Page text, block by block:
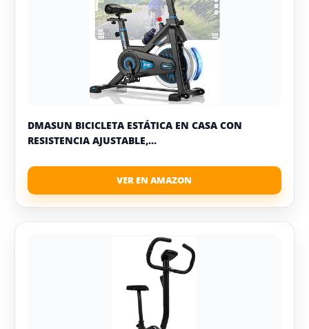
DMASUN BICICLETA ESTÁTICA EN CASA CON
RESISTENCIA AJUSTABLE,...